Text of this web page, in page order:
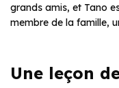
grands amis, et Tano
membre de la famille,
Une leçon